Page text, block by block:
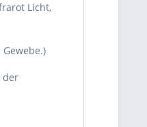
Licht,
der